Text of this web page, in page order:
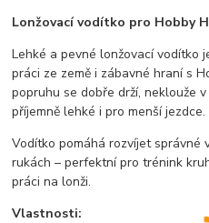
Lonžovací vodítko pro Hobby
Lehké a pevné lonžovací vodítko
práci ze země i zábavné hraní s
popruhu se dobře drží, neklouže
příjemně lehké i pro menší jezdce.
Vodítko pomáhá rozvíjet správné
rukách – perfektní pro trénink
práci na lonži.
Vlastnosti: